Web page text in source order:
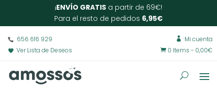
¡ENVÍO GRATIS a partir de 69€!
Para el resto de pedidos 6,95€
656 616 929
Ver Lista de Deseos
 Mi cuenta
 0 Items - 0,00€